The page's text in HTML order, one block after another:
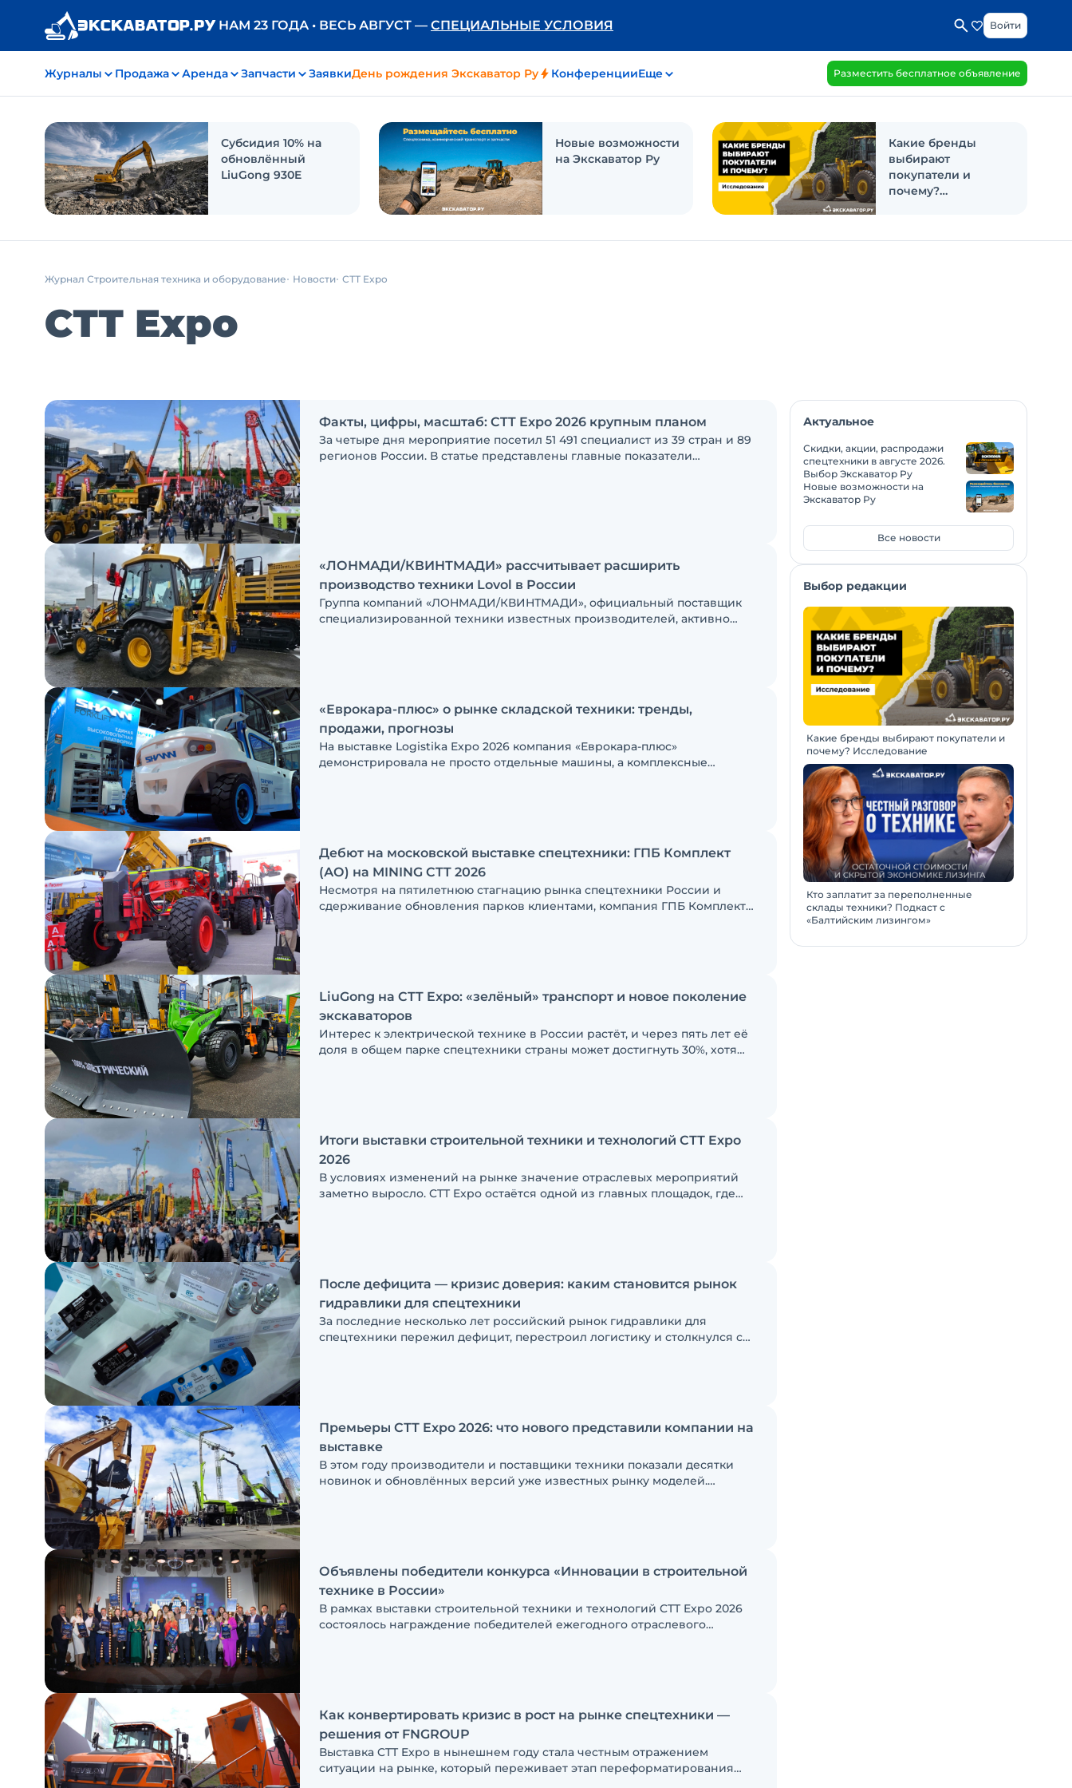
НАМ 23 ГОДА • ВЕСЬ АВГУСТ — СПЕЦИАЛЬНЫЕ УСЛОВИЯ Войти
Журналы Продажа Аренда Запчасти ЗаявкиДень рождения Экскаватор Ру КонференцииЕще Разместить бесплатное объявление
Субсидия 10% на
обновлённый
LiuGong 930E
Новые возможности
на Экскаватор Ру
Какие бренды
выбирают
покупатели и
почему?
Журнал Строительная техника и оборудование Новости СТТ Expo
СТТ Expo
Факты, цифры, масштаб: CTT Expo 2026 крупным планом
За четыре дня мероприятие посетил 51 491 специалист из 39 стран и 89
регионов России. В статье представлены главные показатели
«ЛОНМАДИ/КВИНТМАДИ» рассчитывает расширить
производство техники Lovol в России
Группа компаний «ЛОНМАДИ/КВИНТМАДИ», официальный поставщик
специализированной техники известных производителей, активно
«Еврокара-плюс» о рынке складской техники: тренды,
продажи, прогнозы
На выставке Logistika Expo 2026 компания «Еврокара-плюс»
демонстрировала не просто отдельные машины, а комплексные
Дебют на московской выставке спецтехники: ГПБ Комплект
(АО) на MINING CTT 2026
Несмотря на пятилетнюю стагнацию рынка спецтехники России и
сдерживание обновления парков клиентами, компания ГПБ Комплект
LiuGong на CTT Expo: «зелёный» транспорт и новое поколение
экскаваторов
Интерес к электрической технике в России растёт, и через пять лет её
доля в общем парке спецтехники страны может достигнуть 30%, хотя
Итоги выставки строительной техники и технологий СТТ Expo
2026
В условиях изменений на рынке значение отраслевых мероприятий
заметно выросло. CTT Expo остаётся одной из главных площадок, где
После дефицита — кризис доверия: каким становится рынок
гидравлики для спецтехники
За последние несколько лет российский рынок гидравлики для
спецтехники пережил дефицит, перестроил логистику и столкнулся с
Премьеры СТТ Expo 2026: что нового представили компании на
выставке
В этом году производители и поставщики техники показали десятки
новинок и обновлённых версий уже известных рынку моделей.
Объявлены победители конкурса «Инновации в строительной
технике в России»
В рамках выставки строительной техники и технологий CTT Expo 2026
состоялось награждение победителей ежегодного отраслевого
Как конвертировать кризис в рост на рынке спецтехники —
решения от FNGROUP
Выставка CTT Expo в нынешнем году стала честным отражением
ситуации на рынке, который переживает этап переформатирования
Актуальное
Скидки, акции, распродажи
спецтехники в августе 2026.
Выбор Экскаватор Ру
Новые возможности на
Экскаватор Ру
Все новости
Выбор редакции
Какие бренды выбирают покупатели и
почему? Исследование
Кто заплатит за переполненные
склады техники? Подкаст с
«Балтийским лизингом»